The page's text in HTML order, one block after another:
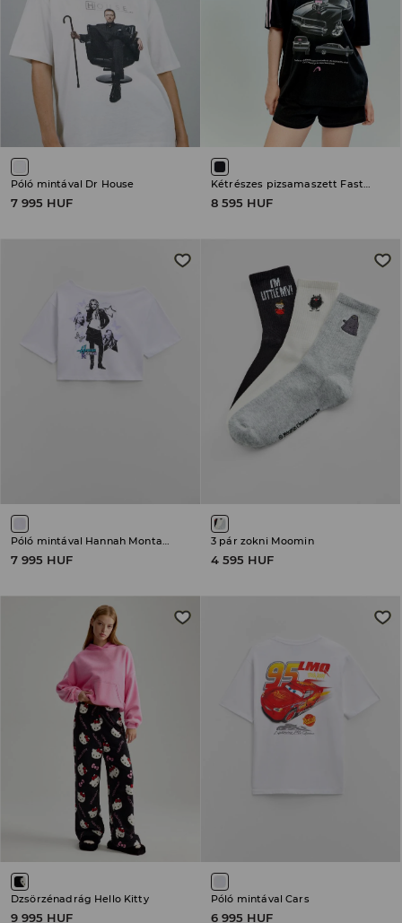
Póló mintával Dr House
7 995 HUF 8 595 HUF
Póló mintával Hannah Montana
7 995 HUF
3 pár zokni Moomin
4 595 HUF
Dzsörzénadrág Hello Kitty
9 995 HUF
Póló mintával Cars
6 995 HUF